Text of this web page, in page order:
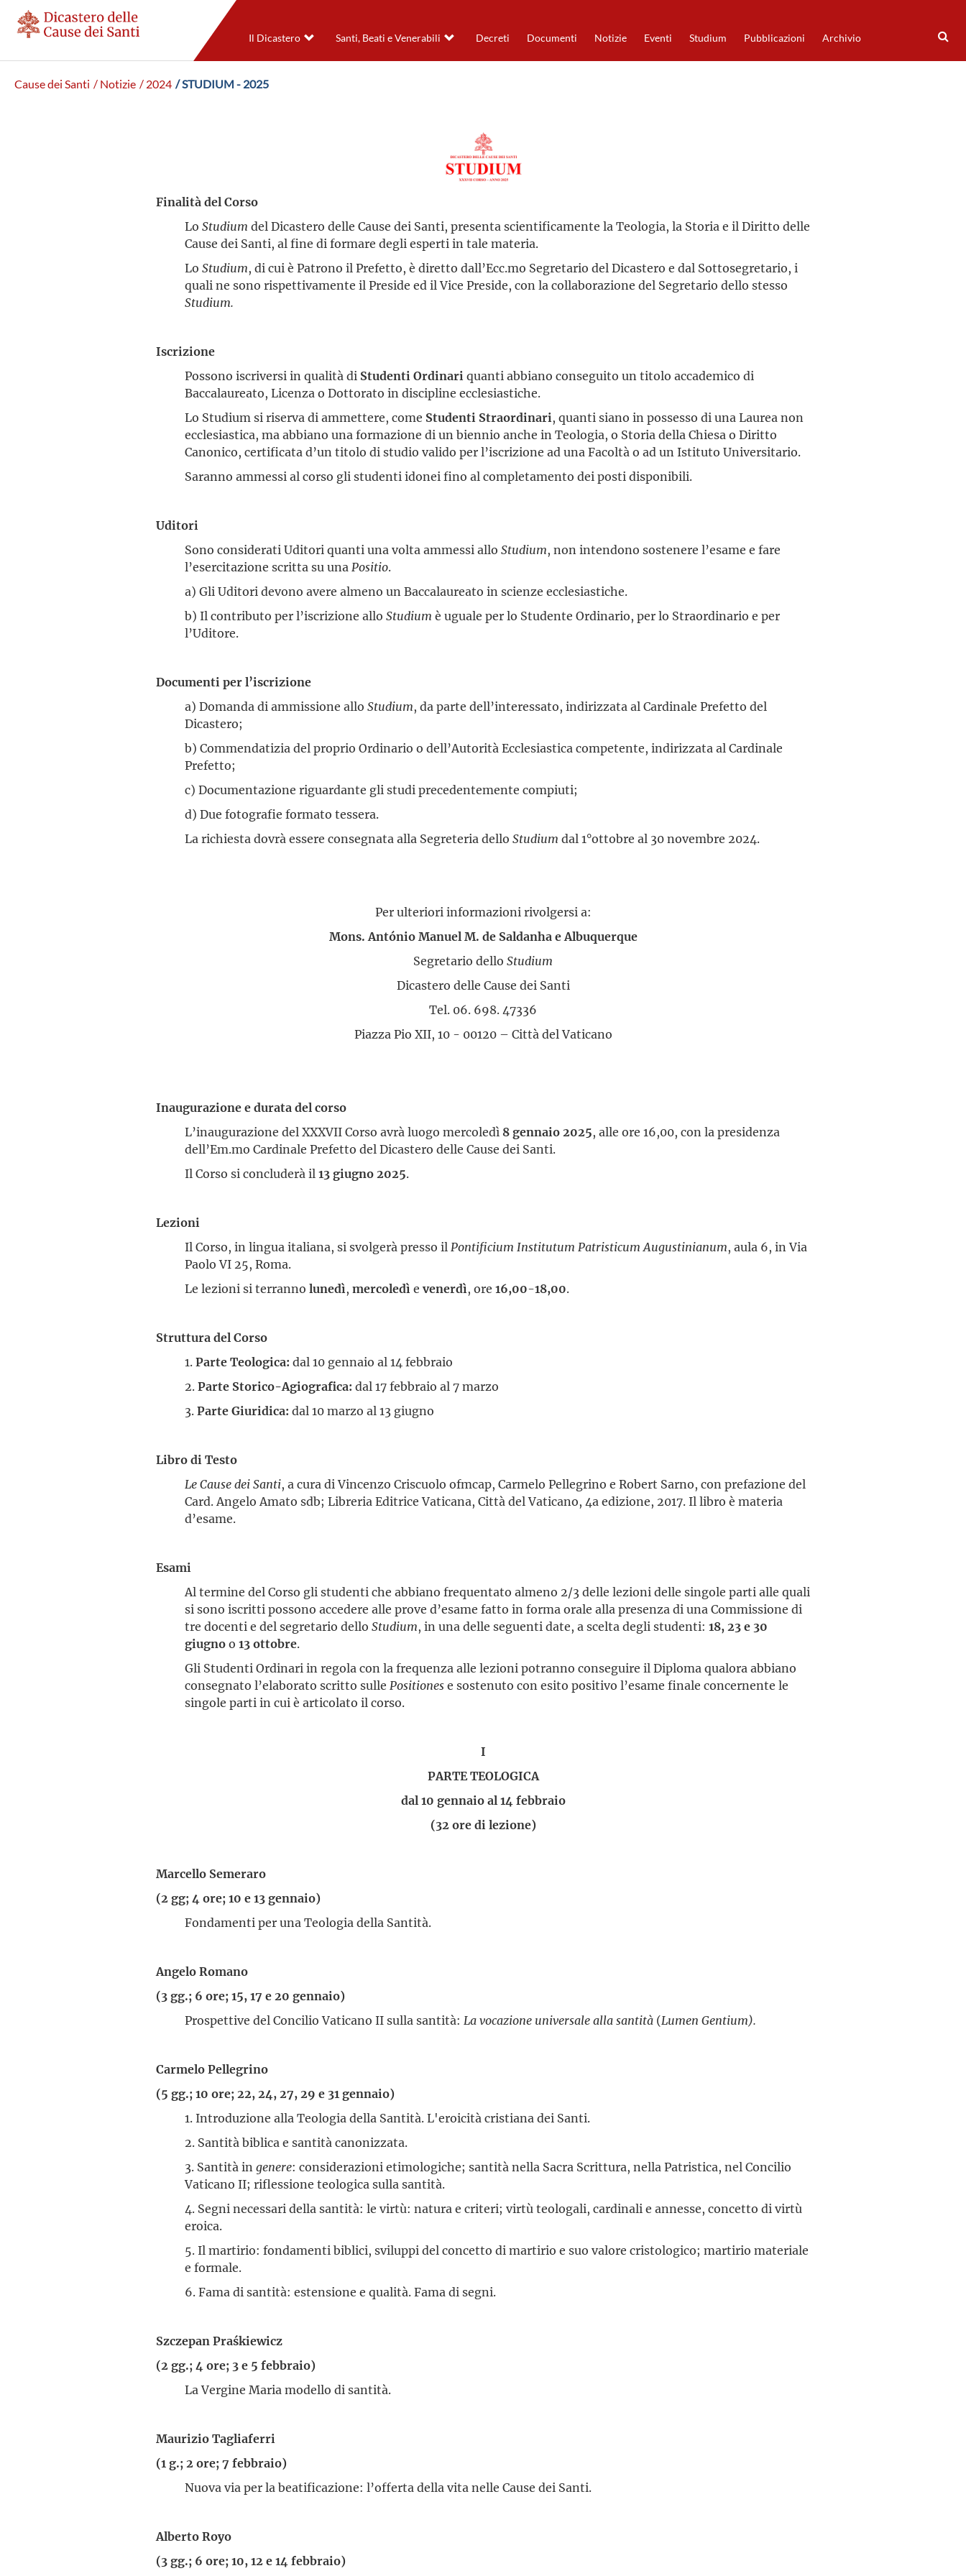
Il Dicastero Santi, Beati e Venerabili Decreti Documenti Notizie Eventi Studium Pubblicazioni Archivio
Cause dei Santi / Notizie / 2024 / STUDIUM - 2025
Finalità del Corso
Lo Studium del Dicastero delle Cause dei Santi, presenta scientificamente la Teologia, la Storia e il Diritto delle
Cause dei Santi, al fine di formare degli esperti in tale materia.
Lo Studium, di cui è Patrono il Prefetto, è diretto dall’Ecc.mo Segretario del Dicastero e dal Sottosegretario, i
quali ne sono rispettivamente il Preside ed il Vice Preside, con la collaborazione del Segretario dello stesso
Studium.
Iscrizione
Possono iscriversi in qualità di Studenti Ordinari quanti abbiano conseguito un titolo accademico di
Baccalaureato, Licenza o Dottorato in discipline ecclesiastiche.
Lo Studium si riserva di ammettere, come Studenti Straordinari, quanti siano in possesso di una Laurea non
ecclesiastica, ma abbiano una formazione di un biennio anche in Teologia, o Storia della Chiesa o Diritto
Canonico, certificata d’un titolo di studio valido per l’iscrizione ad una Facoltà o ad un Istituto Universitario.
Saranno ammessi al corso gli studenti idonei fino al completamento dei posti disponibili.
Uditori
Sono considerati Uditori quanti una volta ammessi allo Studium, non intendono sostenere l’esame e fare
l’esercitazione scritta su una Positio.
a) Gli Uditori devono avere almeno un Baccalaureato in scienze ecclesiastiche.
b) Il contributo per l’iscrizione allo Studium è uguale per lo Studente Ordinario, per lo Straordinario e per
l’Uditore.
Documenti per l’iscrizione
a) Domanda di ammissione allo Studium, da parte dell’interessato, indirizzata al Cardinale Prefetto del
Dicastero;
b) Commendatizia del proprio Ordinario o dell’Autorità Ecclesiastica competente, indirizzata al Cardinale
Prefetto;
c) Documentazione riguardante gli studi precedentemente compiuti;
d) Due fotografie formato tessera.
La richiesta dovrà essere consegnata alla Segreteria dello Studium dal 1°ottobre al 30 novembre 2024.
Per ulteriori informazioni rivolgersi a:
Mons. António Manuel M. de Saldanha e Albuquerque
Segretario dello Studium
Dicastero delle Cause dei Santi
Tel. 06. 698. 47336
Piazza Pio XII, 10 - 00120 – Città del Vaticano
Inaugurazione e durata del corso
L’inaugurazione del XXXVII Corso avrà luogo mercoledì 8 gennaio 2025, alle ore 16,00, con la presidenza
dell’Em.mo Cardinale Prefetto del Dicastero delle Cause dei Santi.
Il Corso si concluderà il 13 giugno 2025.
Lezioni
Il Corso, in lingua italiana, si svolgerà presso il Pontificium Institutum Patristicum Augustinianum, aula 6, in Via
Paolo VI 25, Roma.
Le lezioni si terranno lunedì, mercoledì e venerdì, ore 16,00-18,00.
Struttura del Corso
1.Parte Teologica: dal 10 gennaio al 14 febbraio
2.Parte Storico-Agiografica: dal 17 febbraio al 7 marzo
3.Parte Giuridica: dal 10 marzo al 13 giugno
Libro di Testo
Le Cause dei Santi, a cura di Vincenzo Criscuolo ofmcap, Carmelo Pellegrino e Robert Sarno, con prefazione del
Card. Angelo Amato sdb; Libreria Editrice Vaticana, Città del Vaticano, 4a edizione, 2017. Il libro è materia
d’esame.
Esami
Al termine del Corso gli studenti che abbiano frequentato almeno 2/3 delle lezioni delle singole parti alle quali
si sono iscritti possono accedere alle prove d’esame fatto in forma orale alla presenza di una Commissione di
tre docenti e del segretario dello Studium, in una delle seguenti date, a scelta degli studenti: 18, 23 e 30
giugnoo 13 ottobre.
Gli Studenti Ordinari in regola con la frequenza alle lezioni potranno conseguire il Diploma qualora abbiano
consegnato l’elaborato scritto sulle Positionese sostenuto con esito positivo l’esame finale concernente le
singole parti in cui è articolato il corso.
I
PARTE TEOLOGICA
dal 10 gennaio al 14 febbraio
(32 ore di lezione)
Marcello Semeraro
(2 gg; 4 ore; 10 e 13 gennaio)
Fondamenti per una Teologia della Santità.
Angelo Romano
(3 gg.; 6 ore; 15, 17 e 20 gennaio)
Prospettive del Concilio Vaticano II sulla santità: La vocazione universale alla santità (Lumen Gentium).
Carmelo Pellegrino
(5 gg.; 10 ore; 22, 24, 27, 29 e 31 gennaio)
1. Introduzione alla Teologia della Santità. L'eroicità cristiana dei Santi.
2. Santità biblica e santità canonizzata.
3. Santità in genere: considerazioni etimologiche; santità nella Sacra Scrittura, nella Patristica, nel Concilio
Vaticano II; riflessione teologica sulla santità.
4. Segni necessari della santità: le virtù: natura e criteri; virtù teologali, cardinali e annesse, concetto di virtù
eroica.
5. Il martirio: fondamenti biblici, sviluppi del concetto di martirio e suo valore cristologico; martirio materiale
e formale.
6. Fama di santità: estensione e qualità. Fama di segni.
Szczepan Praśkiewicz
(2 gg.; 4 ore; 3 e 5 febbraio)
La Vergine Maria modello di santità.
Maurizio Tagliaferri
(1 g.; 2 ore; 7 febbraio)
Nuova via per la beatificazione: l’offerta della vita nelle Cause dei Santi.
Alberto Royo
(3 gg.; 6 ore; 10, 12 e 14 febbraio)